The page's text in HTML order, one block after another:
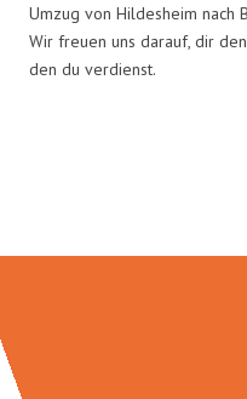
Umzug von Hildesheim nach
Wir freuen uns darauf, dir
den du verdienst.